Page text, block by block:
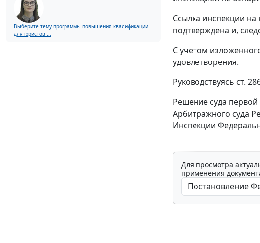
Выберите тему программы повышения квалификации
для юристов ...
Ссылка инспекции
подтверждена и,
С учетом
удовлетворения.
Руководствуясь ст.
Решение суда первой
Арбитражного суда
Инспекции
Для просмотра
применения